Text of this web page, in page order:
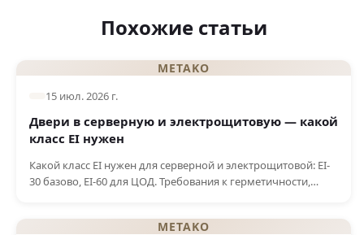
Похожие статьи
METAKO
15 июл. 2026 г.
Двери в серверную и электрощитовую — какой
класс EI нужен
Какой класс EI нужен для серверной и электрощитовой: EI-
30 базово, EI-60 для ЦОД. Требования к герметичности,
METAKO